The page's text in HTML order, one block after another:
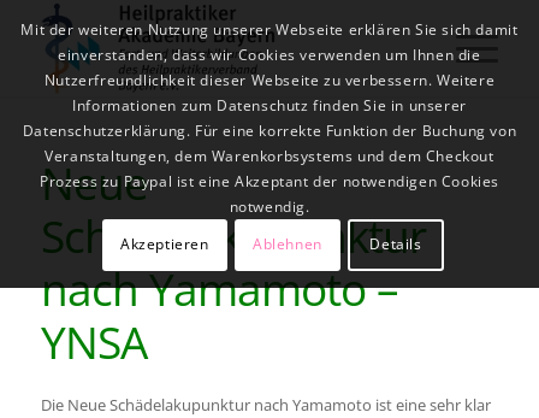
Neue
Schädelakupunktur
nach Yamamoto –
YNSA
Die Neue Schädelakupunktur nach Yamamoto ist eine sehr klar
Mit der weiteren Nutzung unserer Webseite erklären Sie sich damit
einverstanden, dass wir Cookies verwenden um Ihnen die
Nutzerfreundlichkeit dieser Webseite zu verbessern. Weitere
Informationen zum Datenschutz finden Sie in unserer
Datenschutzerklärung. Für eine korrekte Funktion der Buchung von
Veranstaltungen, dem Warenkorbsystems und dem Checkout
Prozess zu Paypal ist eine Akzeptant der notwendigen Cookies
notwendig.
Akzeptieren
Ablehnen Details